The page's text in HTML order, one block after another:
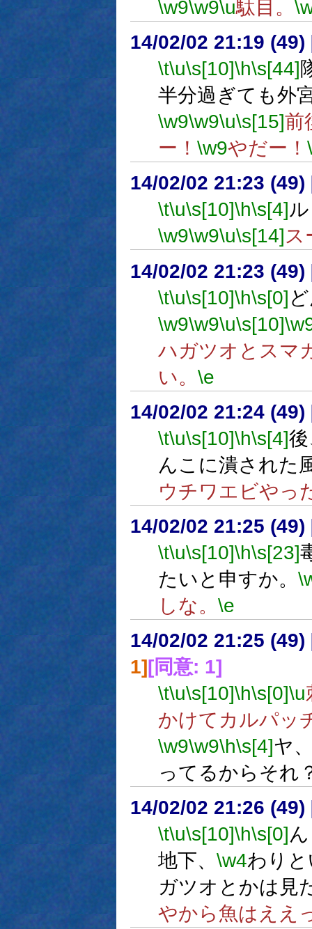
\w9\w9\u駄目。
14/02/02 21:19 (49)
\t\u\s[10]\h\s[44]
半分過ぎても外
\w9\w9\u\s[15]前
ー！ \w9やだー！
14/02/02 21:23 (49)
\t\u\s[10]\h\s[4]
\w9\w9\u\s[14]ス
14/02/02 21:23 (49)
\t\u\s[10]\h\s[0]
\w9\w9\u\s[10]
ハガツオとスマ
い。 \e
14/02/02 21:24 (49)
\t\u\s[10]\h\s[4]
んこに潰された
ウチワエビやっ
14/02/02 21:25 (49)
\t\u\s[10]\h\s[23]
たいと申すか。
しな。 \e
14/02/02 21:25 (49)
1][同意: 1]
\t\u\s[10]\h\s[0]\u
かけてカルパッ
\w9\w9\h\s[4]ヤ
ってるからそれ
14/02/02 21:26 (49)
\t\u\s[10]\h\s[0]
地下、 \w4わり
ガツオとかは見
やから魚はええ